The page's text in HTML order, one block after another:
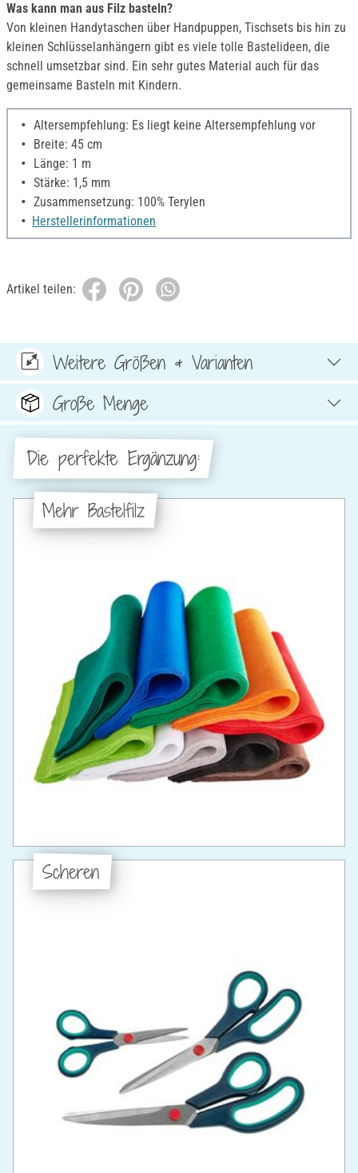
Was kann man aus Filz basteln?
Von kleinen Handytaschen über Handpuppen, Tischsets bis hin zu
kleinen Schlüsselanhängern gibt es viele tolle Bastelideen, die
schnell umsetzbar sind. Ein sehr gutes Material auch für das
gemeinsame Basteln mit Kindern.
Altersempfehlung: Es liegt keine Altersempfehlung vor
Breite: 45 cm
Länge: 1 m
Stärke: 1,5 mm
Zusammensetzung: 100% Terylen
Herstellerinformationen
Artikel teilen:
Weitere Größen & Varianten
Große Menge
Die perfekte Ergänzung:
Mehr Bastelfilz
Scheren